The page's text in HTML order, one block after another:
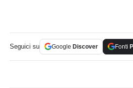
Seguici su Google Discover Fonti